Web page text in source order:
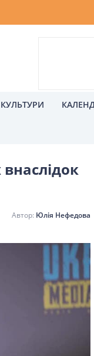
внаслідок
Юлія Нефедова